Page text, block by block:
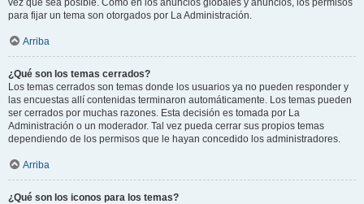
vez que sea posible. Como en los anuncios globales y anuncios, los permisos
para fijar un tema son otorgados por La Administración.
Arriba
¿Qué son los temas cerrados?
Los temas cerrados son temas donde los usuarios ya no pueden responder y
las encuestas allí contenidas terminaron automáticamente. Los temas pueden
ser cerrados por muchas razones. Esta decisión es tomada por La
Administración o un moderador. Tal vez pueda cerrar sus propios temas
dependiendo de los permisos que le hayan concedido los administradores.
Arriba
¿Qué son los iconos para los temas?